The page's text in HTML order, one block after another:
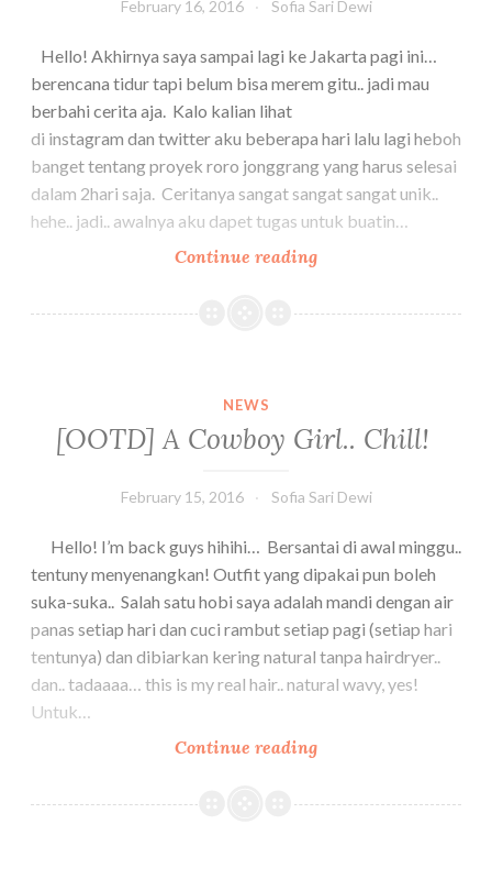
February 16, 2016 Sofia Sari Dewi
Hello! Akhirnya saya sampai lagi ke Jakarta pagi ini…
berencana tidur tapi belum bisa merem gitu.. jadi mau
berbahi cerita aja. Kalo kalian lihat
di instagram dan twitter aku beberapa hari lalu lagi heboh
banget tentang proyek roro jonggrang yang harus selesai
dalam 2hari saja. Ceritanya sangat sangat sangat unik..
hehe.. jadi.. awalnya aku dapet tugas untuk buatin…
Continue readingMy
Jonggrang
beading
NEWS
[OOTD] A Cowboy Girl.. Chill!
February 15, 2016 Sofia Sari Dewi
Hello! I’m back guys hihihi… Bersantai di awal minggu..
tentuny menyenangkan! Outfit yang dipakai pun boleh
suka-suka.. Salah satu hobi saya adalah mandi dengan air
panas setiap hari dan cuci rambut setiap pagi (setiap hari
tentunya) dan dibiarkan kering natural tanpa hairdryer..
dan.. tadaaaa… this is my real hair.. natural wavy, yes!
Untuk…
Continue reading[OOTD]
Cowboy